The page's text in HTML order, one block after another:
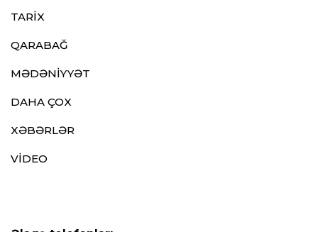
TARİX
QARABAĞ
MƏDƏNİYYƏT
DAHA ÇOX
XƏBƏRLƏR
VİDEO